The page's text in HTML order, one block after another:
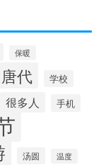
保暖
唐代 学校
很多人 手机
汤圆 温度